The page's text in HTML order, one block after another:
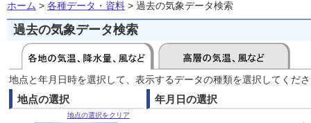
ホーム > 各種データ・資料 > 過去の気象データ検索
過去の気象データ検索
地点と年月日時を選択して、表示するデータの種類を選択してくだ
地点の選択
地点の選択をクリア
年月日の選択